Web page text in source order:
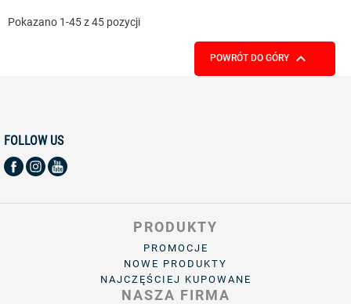
Pokazano 1-45 z 45 pozycji
POWRÓT DO GÓRY 
FOLLOW US
PRODUKTY
PROMOCJE
NOWE PRODUKTY
NAJCZĘŚCIEJ KUPOWANE
NASZA FIRMA